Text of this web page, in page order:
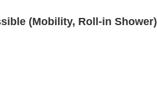
(Mobility, Roll-in Shower)